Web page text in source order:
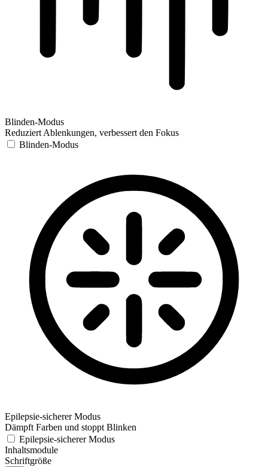
Blinden-Modus
Reduziert Ablenkungen, verbessert den Fokus
Blinden-Modus
Epilepsie-sicherer Modus
Dämpft Farben und stoppt Blinken
Epilepsie-sicherer Modus
Inhaltsmodule
Schriftgröße